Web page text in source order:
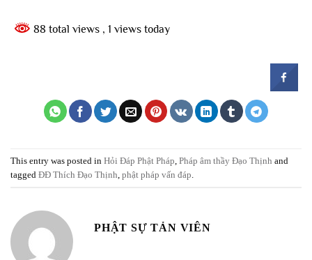
88 total views , 1 views today
This entry was posted in Hỏi Đáp Phật Pháp Pháp âm thầy Đạo Thịnh and
tagged ĐĐ Thích Đạo Thịnh phật pháp vấn đáp
PHẬT SỰ TẢN VIÊN